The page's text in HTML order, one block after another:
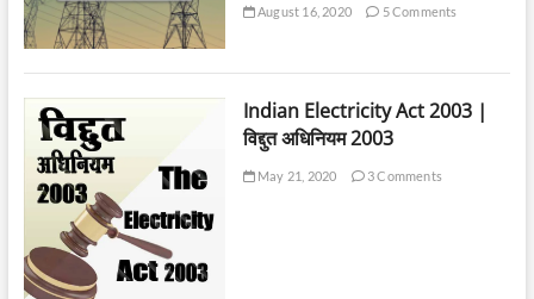
August 16, 2020 5 Comments
Indian Electricity Act 2003 |
विद्दुत अधिनियम 2003
May 21, 2020 3 Comments